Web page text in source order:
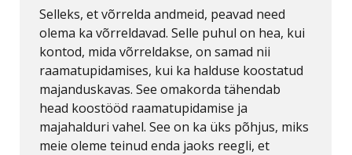
Selleks, et võrrelda andmeid, peavad need
olema ka võrreldavad. Selle puhul on hea, kui
kontod, mida võrreldakse, on samad nii
raamatupidamises, kui ka halduse koostatud
majanduskavas. See omakorda tähendab
head koostööd raamatupidamise ja
majahalduri vahel. See on ka üks põhjus, miks
meie oleme teinud enda jaoks reegli, et